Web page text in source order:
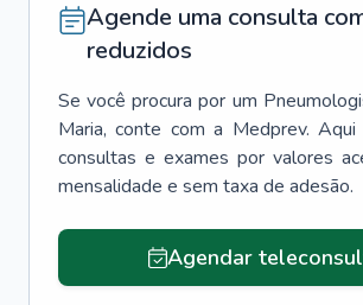
Agende uma consulta
reduzidos
Se você procura por um
Maria, conte com a Medprev. Aqui
consultas e exames por valores
mensalidade e sem taxa de adesão.
Agendar